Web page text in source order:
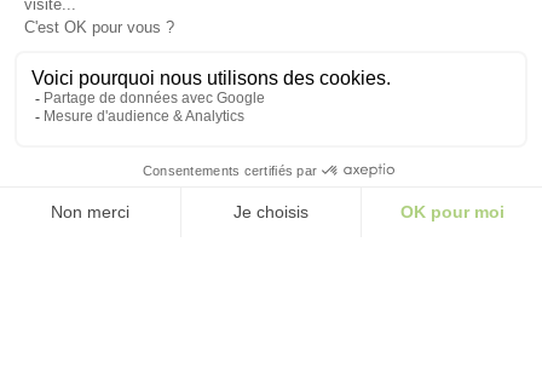
besten Preis.
Kostenloses
Angebot